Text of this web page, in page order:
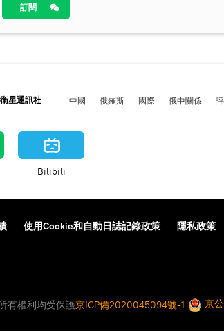
訂閱
星通訊社 中國 俄羅斯 國際 俄中關係
Bilibili
使用Cookie和自動日誌記錄政策 隱私政策
有權利均受保護京ICP備2020045094號-1 京